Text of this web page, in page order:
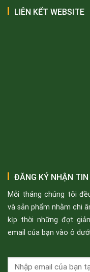
LIÊN KẾT WEBSITE
ĐĂNG KÝ NHẬN TIN
Mỗi tháng chúng tôi
và sản phẩm nhằm chi
kịp thời những đợt
email của bạn vào ô